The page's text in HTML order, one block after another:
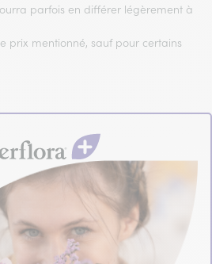
parfois en différer légèrement à
prix mentionné, sauf pour certains